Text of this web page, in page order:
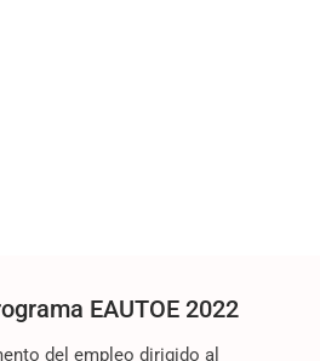
EAUTOE 2022
del empleo dirigido al